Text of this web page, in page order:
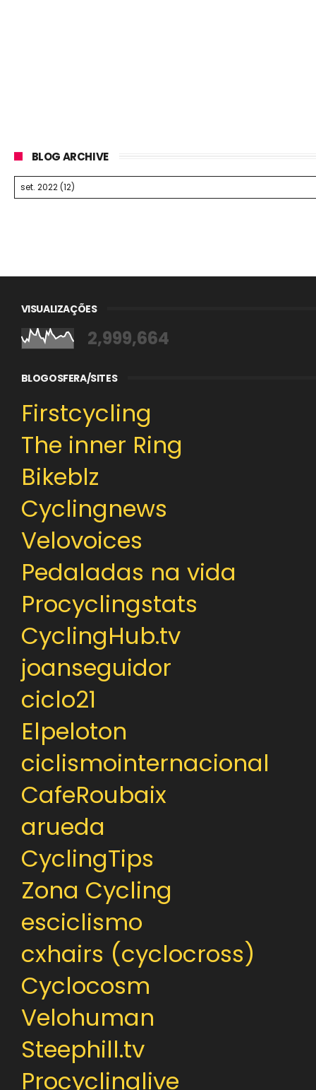
BLOG ARCHIVE
VISUALIZAÇÕES
2,999,664
BLOGOSFERA/SITES
Firstcycling
The inner Ring
Bikeblz
Cyclingnews
Velovoices
Pedaladas na vida
Procyclingstats
CyclingHub.tv
joanseguidor
ciclo21
Elpeloton
ciclismointernacional
CafeRoubaix
arueda
CyclingTips
Zona Cycling
esciclismo
cxhairs (cyclocross)
Cyclocosm
Velohuman
Steephill.tv
Procyclinglive